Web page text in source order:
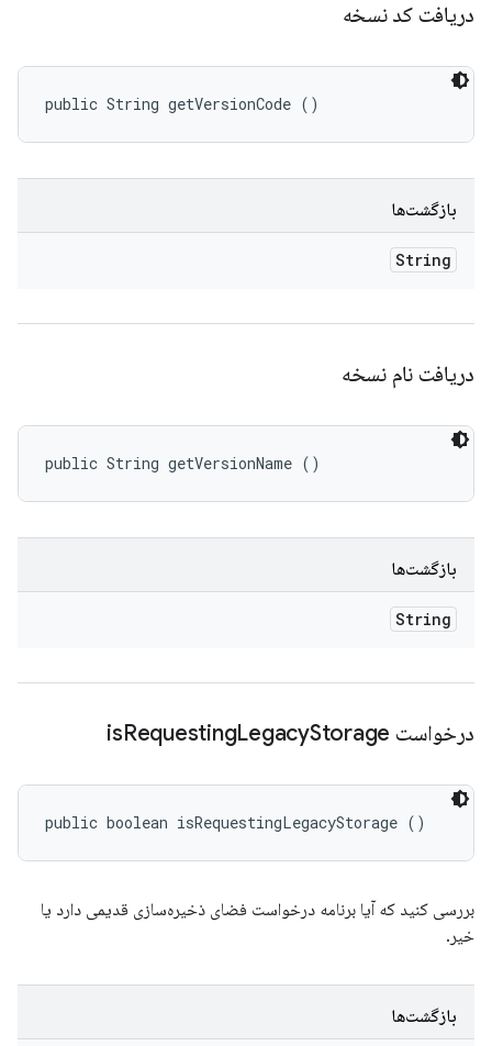
دریافت کد نسخه
public String getVersionCode ()
بازگشت‌ها
String
دریافت نام نسخه
public String getVersionName ()
بازگشت‌ها
String
درخواست is RequestingLegacyStorage
public boolean isRequestingLegacyStorage ()
بررسی کنید که آیا برنامه درخواست فضای ذخیره‌سازی قدیمی دارد یا
خیر.
بازگشت‌ها